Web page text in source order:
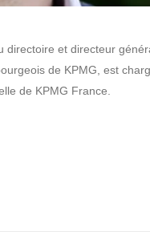
et directeur
de KPMG, est
de KPMG France.